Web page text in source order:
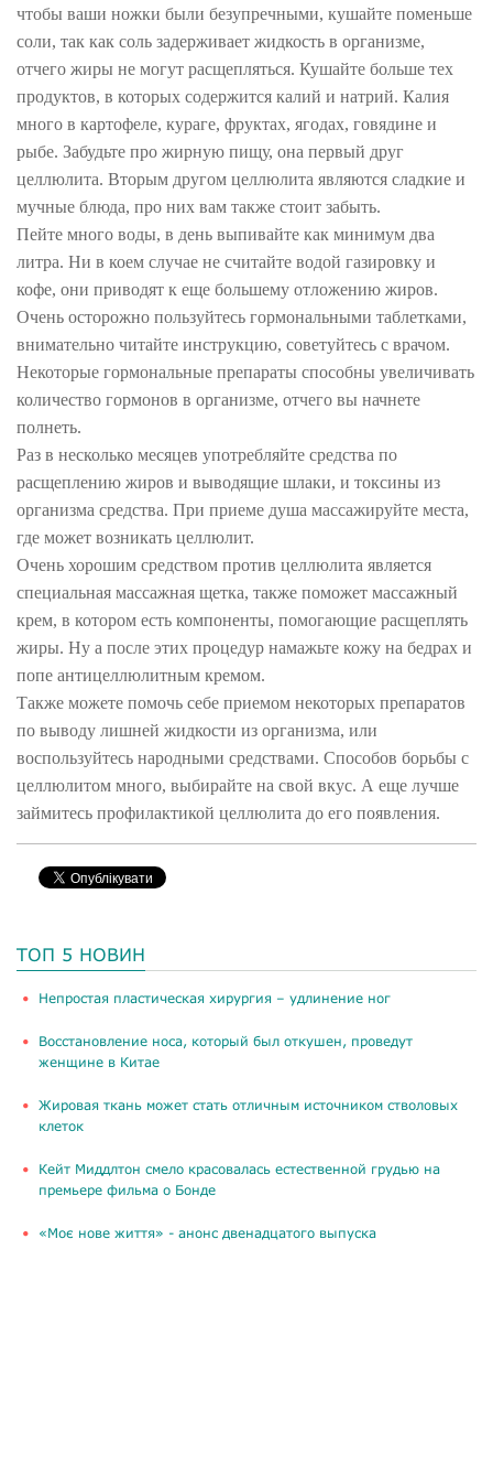
чтобы ваши ножки были безупречными, кушайте поменьше
соли, так как соль задерживает жидкость в организме,
отчего жиры не могут расщепляться. Кушайте больше тех
продуктов, в которых содержится калий и натрий. Калия
много в картофеле, кураге, фруктах, ягодах, говядине и
рыбе. Забудьте про жирную пищу, она первый друг
целлюлита. Вторым другом целлюлита являются сладкие и
мучные блюда, про них вам также стоит забыть.
Пейте много воды, в день выпивайте как минимум два
литра. Ни в коем случае не считайте водой газировку и
кофе, они приводят к еще большему отложению жиров.
Очень осторожно пользуйтесь гормональными таблетками,
внимательно читайте инструкцию, советуйтесь с врачом.
Некоторые гормональные препараты способны увеличивать
количество гормонов в организме, отчего вы начнете
полнеть.
Раз в несколько месяцев употребляйте средства по
расщеплению жиров и выводящие шлаки, и токсины из
организма средства. При приеме душа массажируйте места,
где может возникать целлюлит.
Очень хорошим средством против целлюлита является
специальная массажная щетка, также поможет массажный
крем, в котором есть компоненты, помогающие расщеплять
жиры. Ну а после этих процедур намажьте кожу на бедрах и
попе антицеллюлитным кремом.
Также можете помочь себе приемом некоторых препаратов
по выводу лишней жидкости из организма, или
воспользуйтесь народными средствами. Способов борьбы с
целлюлитом много, выбирайте на свой вкус. А еще лучше
займитесь профилактикой целлюлита до его появления.
ТОП 5 НОВИН
​Непростая пластическая хирургия – удлинение ног
Восстановление носа, который был откушен, проведут
женщине в Китае
Жировая ткань может стать отличным источником стволовых
клеток
Кейт Миддлтон смело красовалась естественной грудью на
премьере фильма о Бонде
«Моє нове життя» - анонс двенадцатого выпуска